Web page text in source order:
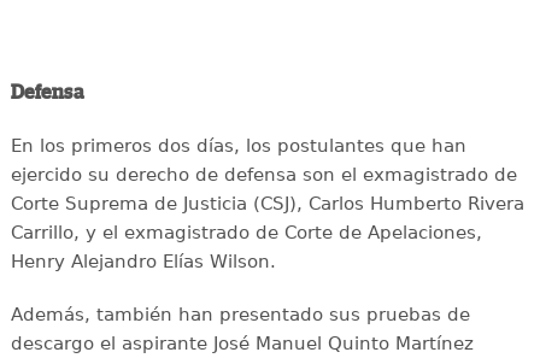
Defensa
En los primeros dos días, los postulantes que han
ejercido su derecho de defensa son el exmagistrado de
Corte Suprema de Justicia (CSJ), Carlos Humberto Rivera
Carrillo, y el exmagistrado de Corte de Apelaciones,
Henry Alejandro Elías Wilson.
Además, también han presentado sus pruebas de
descargo el aspirante José Manuel Quinto Martínez